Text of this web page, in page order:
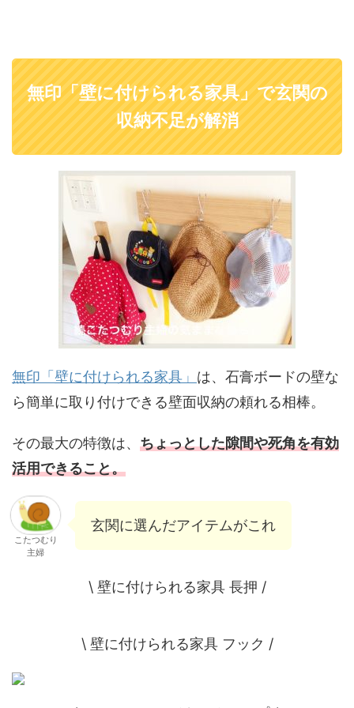
無印「壁に付けられる家具」で玄関の
収納不足が解消
無印「壁に付けられる家具」 は、石膏ボードの壁な
ら簡単に取り付けできる壁面収納の頼れる相棒。
その最大の特徴は、 ちょっとした隙間や死角を有効
活用できること。
こたつむり
主婦
玄関に選んだアイテムがこれ
\ 壁に付けられる家具 長押 /
\ 壁に付けられる家具 フック /